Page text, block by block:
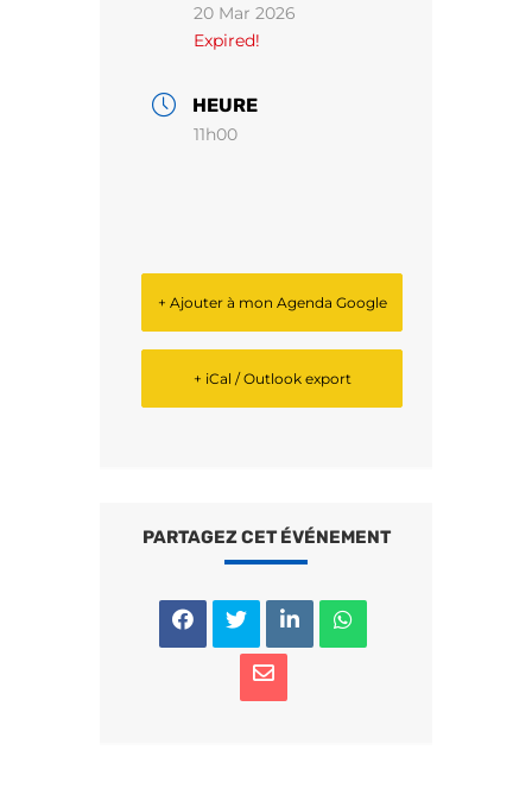
20 Mar 2026
Expired!
HEURE
11h00
+ Ajouter à mon Agenda Google
+ iCal / Outlook export
PARTAGEZ CET ÉVÉNEMENT